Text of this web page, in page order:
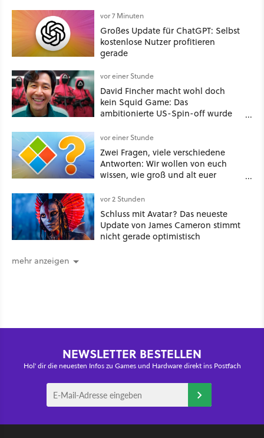
vor 7 Minuten
Großes Update für ChatGPT: Selbst
kostenlose Nutzer profitieren
gerade
vor einer Stunde
David Fincher macht wohl doch
kein Squid Game: Das
ambitionierte US-Spin-off wurde
vor einer Stunde
Zwei Fragen, viele verschiedene
Antworten: Wir wollen von euch
wissen, wie groß und alt euer
vor 2 Stunden
Schluss mit Avatar? Das neueste
Update von James Cameron stimmt
nicht gerade optimistisch
mehr anzeigen
NEWSLETTER BESTELLEN
Hol' dir die neuesten Infos zu Games und Hardware direkt ins Postfach